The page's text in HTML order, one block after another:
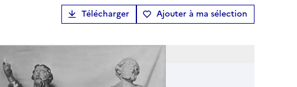
Télécharger Ajouter à ma sélection